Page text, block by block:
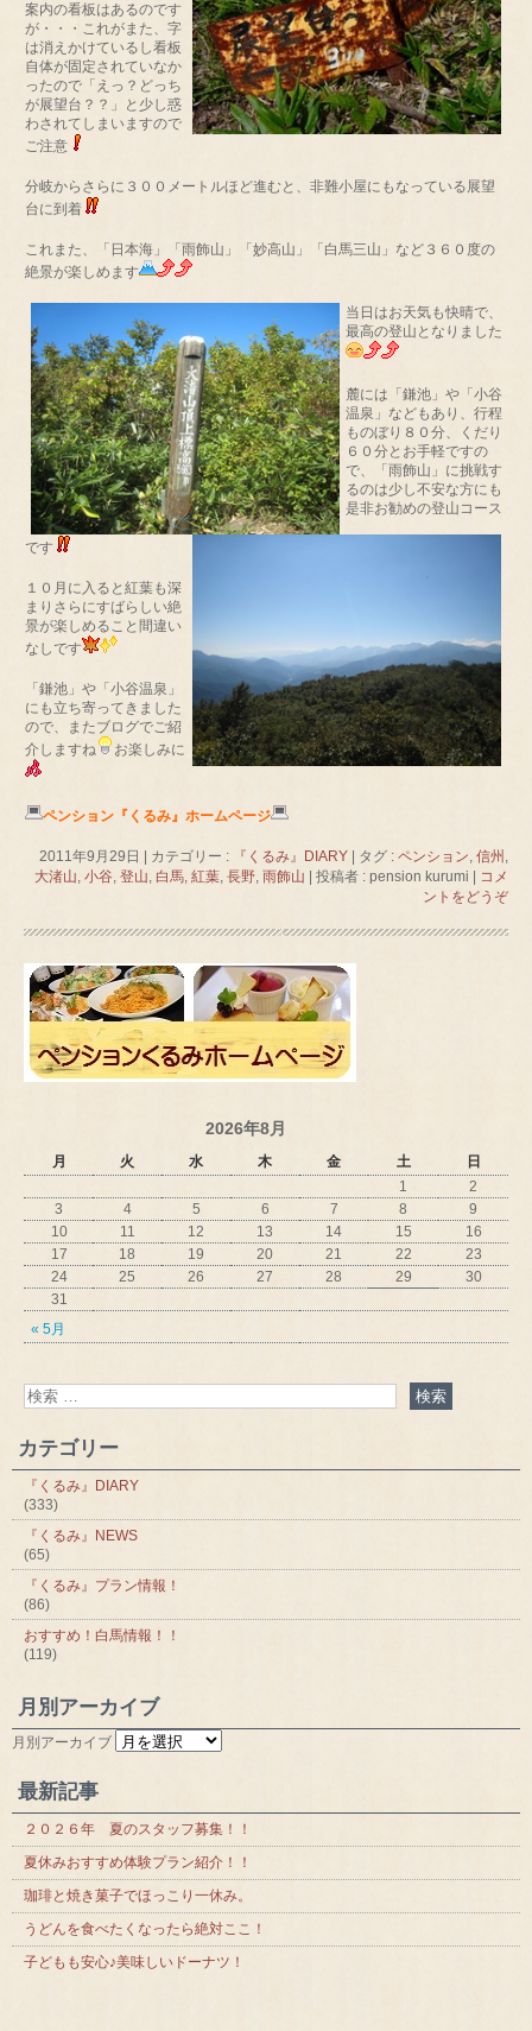
案内の看板はあるのです
が・・・これがまた、字
は消えかけているし看板
自体が固定されていなか
ったので「えっ？どっち
が展望台？？」と少し惑
わされてしまいますので
ご注意
分岐からさらに３００メートルほど進むと、非難小屋にもなっている展望
台に到着
これまた、「日本海」「雨飾山」「妙高山」「白馬三山」など３６０度の
絶景が楽しめます
当日はお天気も快晴で、
最高の登山となりました
麓には「鎌池」や「小谷
温泉」などもあり、行程
ものぼり８０分、くだり
６０分とお手軽ですの
で、「雨飾山」に挑戦す
るのは少し不安な方にも
是非お勧めの登山コース
です
１０月に入ると紅葉も深
まりさらにすばらしい絶
景が楽しめること間違い
なしです
「鎌池」や「小谷温泉」
にも立ち寄ってきました
ので、またブログでご紹
介しますね
お楽しみに
ペンション『くるみ』ホームページ
2011年9月29日 カテゴリー : 『くるみ』DIARY タグ : ペンション, 信州 ,
大渚山, 小谷, 登山, 白馬, 紅葉, 長野, 雨飾山 投稿者 : pension kurumi
コメ
ントをどうぞ
2026年8月
月 火 水 木 金 土 日
« 5月
1
2
3
4 5 6 7 8
9
10
11 12 13 14 15
16
17
18 19 20 21 22
23
24
25 26 27 28 29
30
31
カテゴリー
『くるみ』DIARY
(333)
『くるみ』NEWS
(65)
『くるみ』プラン情報！
(86)
おすすめ！白馬情報！！
(119)
月別アーカイブ
月別アーカイブ
最新記事
２０２６年 夏のスタッフ募集！！
夏休みおすすめ体験プラン紹介！！
珈琲と焼き菓子でほっこり一休み。
うどんを食べたくなったら絶対ここ！
子どもも安心♪美味しいドーナツ！